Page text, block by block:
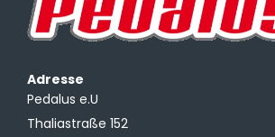
Adresse
Pedalus e.U
Thaliastraße 152